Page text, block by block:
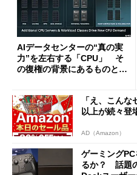
AIデータセンターの“真の実
力”を左右する「CPU」 そ
の復権の背景にあるものと
「え、こん
以上が続々登
AD（Amazon）
ゲーミング
るか？ 話題